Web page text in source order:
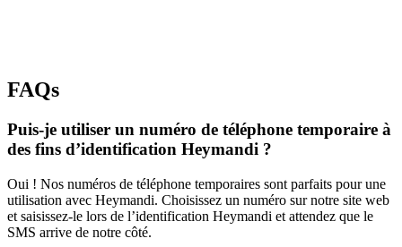
FAQs
Puis-je utiliser un numéro de téléphone temporaire à
des fins d’identification Heymandi ?
Oui ! Nos numéros de téléphone temporaires sont parfaits pour une
utilisation avec Heymandi. Choisissez un numéro sur notre site web
et saisissez-le lors de l’identification Heymandi et attendez que le
SMS arrive de notre côté.